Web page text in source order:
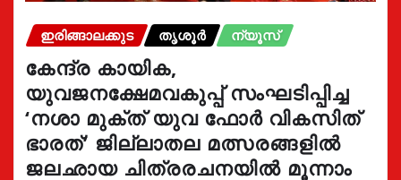
ഇരിങ്ങാലക്കുട തൃശൂർ ന്യൂസ്
കേന്ദ്ര കായിക,
യുവജനക്ഷേമവകുപ്പ് സംഘടിപ്പിച്ച
‘നശാ മുക്ത് യുവ ഫോർ വികസിത്
ഭാരത്’ ജില്ലാതല മത്സരങ്ങളിൽ
ജലഛായ ചിത്രരചനയിൽ മൂന്നാം